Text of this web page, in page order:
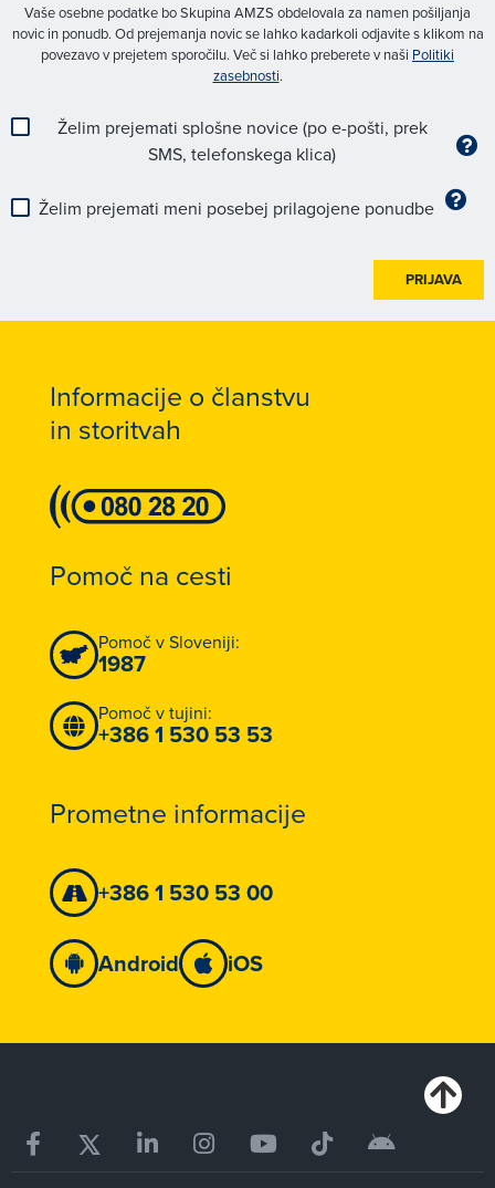
Vaše osebne podatke bo Skupina AMZS obdelovala za namen pošiljanja
novic in ponudb. Od prejemanja novic se lahko kadarkoli odjavite s klikom na
povezavo v prejetem sporočilu. Več si lahko preberete v naši Politiki
zasebnosti.
Želim prejemati splošne novice (po e-pošti, prek
SMS, telefonskega klica)
Želim prejemati meni posebej prilagojene ponudbe
PRIJAVA
Informacije o članstvu
in storitvah
Pomoč na cesti
Pomoč v Sloveniji:
1987
Pomoč v tujini:
+386 1 530 53 53
Prometne informacije
+386 1 530 53 00
Android iOS